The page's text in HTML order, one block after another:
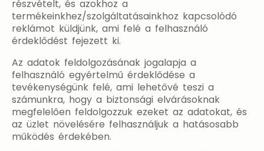
részvételt, és azokhoz a
termékeinkhez/szolgáltatásainkhoz kapcsolódó
reklámot küldjünk, ami felé a felhasználó
érdeklődést fejezett ki.
Az adatok feldolgozásának jogalapja a
felhasználó egyértelmű érdeklődése a
tevékenységünk felé, ami lehetővé teszi a
számunkra, hogy a biztonsági elvárásoknak
megfelelően feldolgozzuk ezeket az adatokat, és
az üzlet növelésére felhasználjuk a hatásosabb
működés érdekében.